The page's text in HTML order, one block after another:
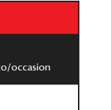
occasion